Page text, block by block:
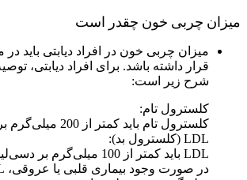
میزان چربی خون چقدر است
میزان چربی خون در افراد دیابتی باید
قرار داشته باشد. برای افراد دیابتی،
شرح زیر است:
کلسترول تام:
کلسترول تام باید کمتر از 200 میلی‌گرم بر دسی‌لیتر باشد.
LDL (کلسترول بد):
LDL باید کمتر از 100 میلی‌گرم بر دسی‌لیتر باشد.